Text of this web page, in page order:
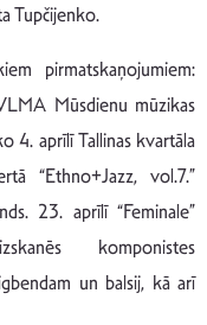
Tupčijenko.
pirmatskaņojumiem:
Mūsdienu mūzikas
4. aprīlī Tallinas kvartāla
“Ethno+Jazz, vol.7.”
23. aprīlī “Feminale”
komponistes
un balsij, kā arī